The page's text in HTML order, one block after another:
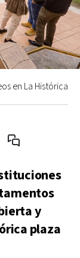
en La Histórica
y
plaza